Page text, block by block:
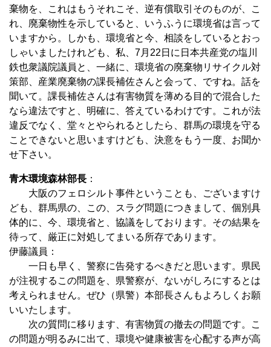
棄物を、これはもうそれこそ、逆有償取引そのものが、こ
れ、廃棄物性を示していると、いうふうに環境省は言って
いますから。しかも、環境省と今、相談をしているとおっ
しゃいましたけれども、私、7月22日に日本共産党の塩川
鉄也衆議院議員と、一緒に、環境省の廃棄物リサイクル対
策部、産業廃棄物の課長補佐さんと会って、ですね。話を
聞いて。課長補佐さんは有害物質を薄める目的で混合した
なら違法ですと、明確に、答えているわけです。これが法
違反でなく、堂々とやられるとしたら、群馬の環境を守る
ことできないと思いますけども、決意をもう一度、お聞か
せ下さい。
青木環境森林部長 ：
大阪のフェロシルト事件ということも、ございますけ
ども、群馬県の、この、スラグ問題につきまして、個別具
体的に、今、環境省と、協議をしております。その結果を
待って、厳正に対処してまいる所存であります。
伊藤議員：
一日も早く、警察に告発するべきだと思います。県民
が注視するこの問題を、県警察が、ないがしろにするとは
考えられません。ぜひ（県警）本部長さんもよろしくお願
いいたします。
次の質問に移ります、有害物質の撤去の問題です。こ
の問題が明るみに出て、環境や健康被害を心配する声が高